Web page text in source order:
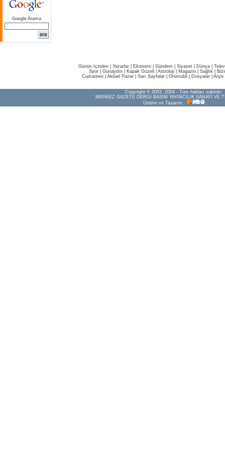
Google Arama
Günün İçinden Yazarlar Ekonomi Gündem Siyaset Dünya |
Spor
Günaydın Kapak Güzeli Astroloji Magazin Sağlık
Cumartesi| Aktüel Pazar| Sarı Sayfalar| Otomobil Dosyalar| Arşiv
Copyright © 2003, 2004 - Tüm hakları saklıdır.
MERKEZ GAZETE DERGİ BASIM YAYINCILIK SANAYİ VE
Üretim ve Tasarım